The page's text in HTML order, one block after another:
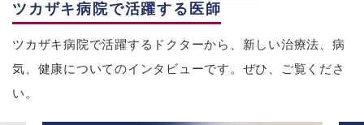
ツカザキ病院で活躍する医師
ツカザキ病院で活躍するドクターから、新しい治療法、病
気、健康についてのインタビューです。ぜひ、ご覧くださ
い。